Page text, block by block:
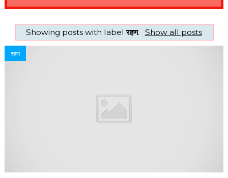
Showing posts with labelरहण. Show all posts
रहण